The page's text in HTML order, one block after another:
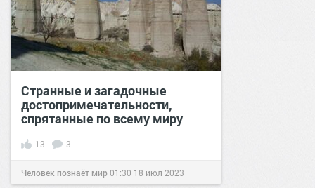
Странные и загадочные
достопримечательности,
спрятанные по всему миру
13 3
Человек познаёт мир01:30 18 июл 2023